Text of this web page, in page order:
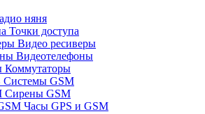
няня
Точки доступа
Видео ресиверы
Видеотелефоны
Коммутаторы
GSM
Сирены GSM
Часы GPS и GSM